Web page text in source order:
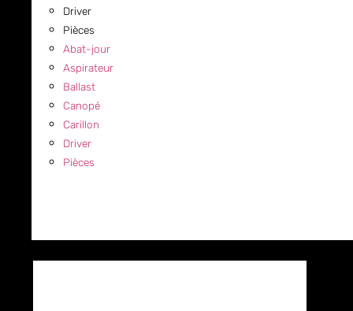
Driver
Pièces
Abat-jour
Aspirateur
Ballast
Canopé
Carillon
Driver
Pièces